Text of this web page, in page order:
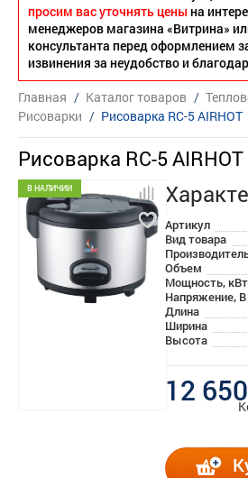
просим вас уточнять цены на
менеджеров магазина «Витрина»
консультанта перед оформлением
извинения за неудобство и
Главная / Каталог товаров /
Рисоварки / Рисоварка RC-5 AIRHOT
Рисоварка RC-5 AIRHOT
Артикул
Вид товара
Объем
Мощность, кВт
Напряжение, В
Длина
Ширина
Высота
В НАЛИЧИИ
12 650